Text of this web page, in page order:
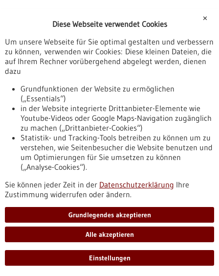
Pressemitteilung - 23.06.2022
Den Technologietransfer beschleunigen:
BioRN unterstützt weitere Leuchttürme, die
den Transfer früher Life-Science-Projekte in
Mit dem neu aufgelegten CARMA FUND haben die Initiatoren
Ascenion und Goethe-Universität mit ihrem
Transferunternehmen Innovectis GmbH, und dem European
Investment Fund (EIF), Evotec und anderen Investoren ein
neues Instrument geschaffen, das den Transfer früher Life
Science-Projekte in die Anwendung möglich macht.
https://www.gesundheitsindustrie-
bw.de/fachbeitrag/pm/den-technologietransfer-
beschleunigen-biorn-unterstuetzt-weitere-leuchttuerme
Neue Erkenntnisse zur Thrombose nach
Corona-Impfung
Ein Team aus Forschenden um Prof. Dr. Tamam Bakchoul vom
IKET am Universitätsklinikum Tübingen untersucht die
Eignung von Antikoagulantien bei Patientinnen und
✕
Diese Webseite verwendet Cookies
Um unsere Webseite für Sie optimal gestalten und verbessern
zu können, verwenden wir Cookies: Diese kleinen Dateien, die
auf Ihrem Rechner vorübergehend abgelegt werden, dienen
dazu
Grundfunktionen der Website zu ermöglichen
(„Essentials“)
in der Website integrierte Drittanbieter-Elemente wie
Youtube-Videos oder Google Maps-Navigation zugänglich
zu machen („Drittanbieter-Cookies“)
Statistik- und Tracking-Tools betreiben zu können um zu
verstehen, wie Seitenbesucher die Website benutzen und
um Optimierungen für Sie umsetzen zu können
(„Analyse-Cookies“).
Sie können jeder Zeit in der Datenschutzerklärung Ihre
Zustimmung widerrufen oder ändern.
Grundlegendes akzeptieren
Alle akzeptieren
Einstellungen